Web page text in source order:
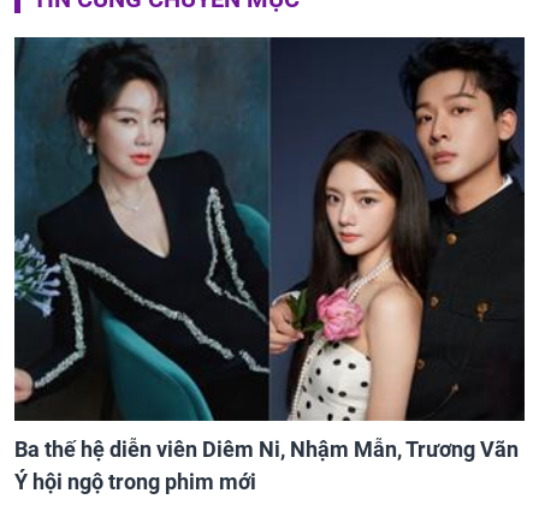
Ba thế hệ diễn viên Diêm Ni, Nhậm Mẫn, Trương Vãn
Ý hội ngộ trong phim mới